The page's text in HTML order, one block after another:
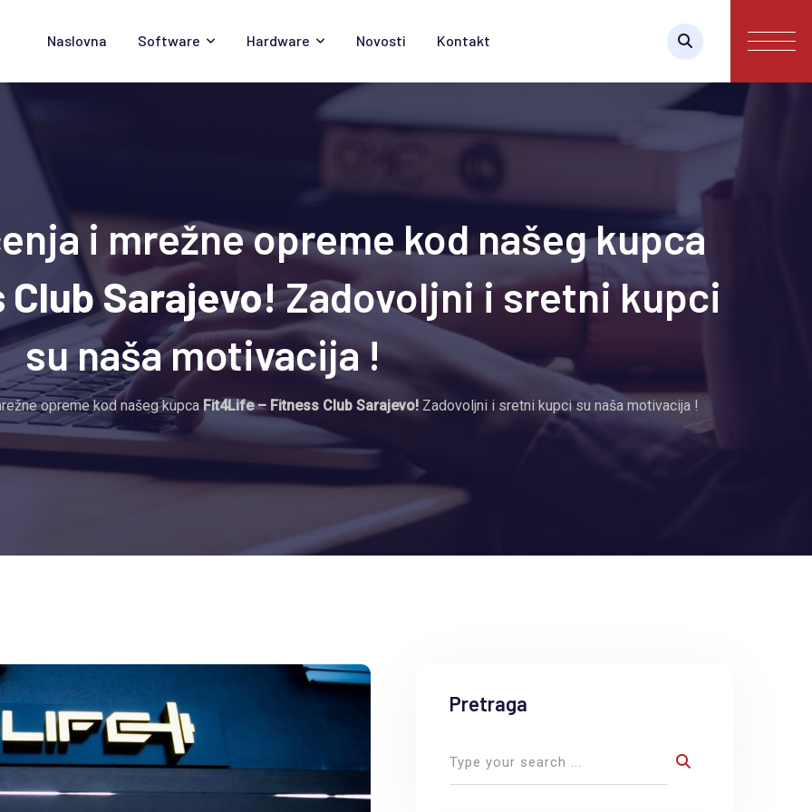
Naslovna Software Hardware Novosti Kontakt
i mrežne opreme kod našeg kupca
Sarajevo!Zadovoljni i sretni kupci
su naša motivacija !
opreme kod našeg kupca Fit4Life – Fitness Club Sarajevo! Zadovoljni i sretni kupci su naša motivacija !
Pretraga